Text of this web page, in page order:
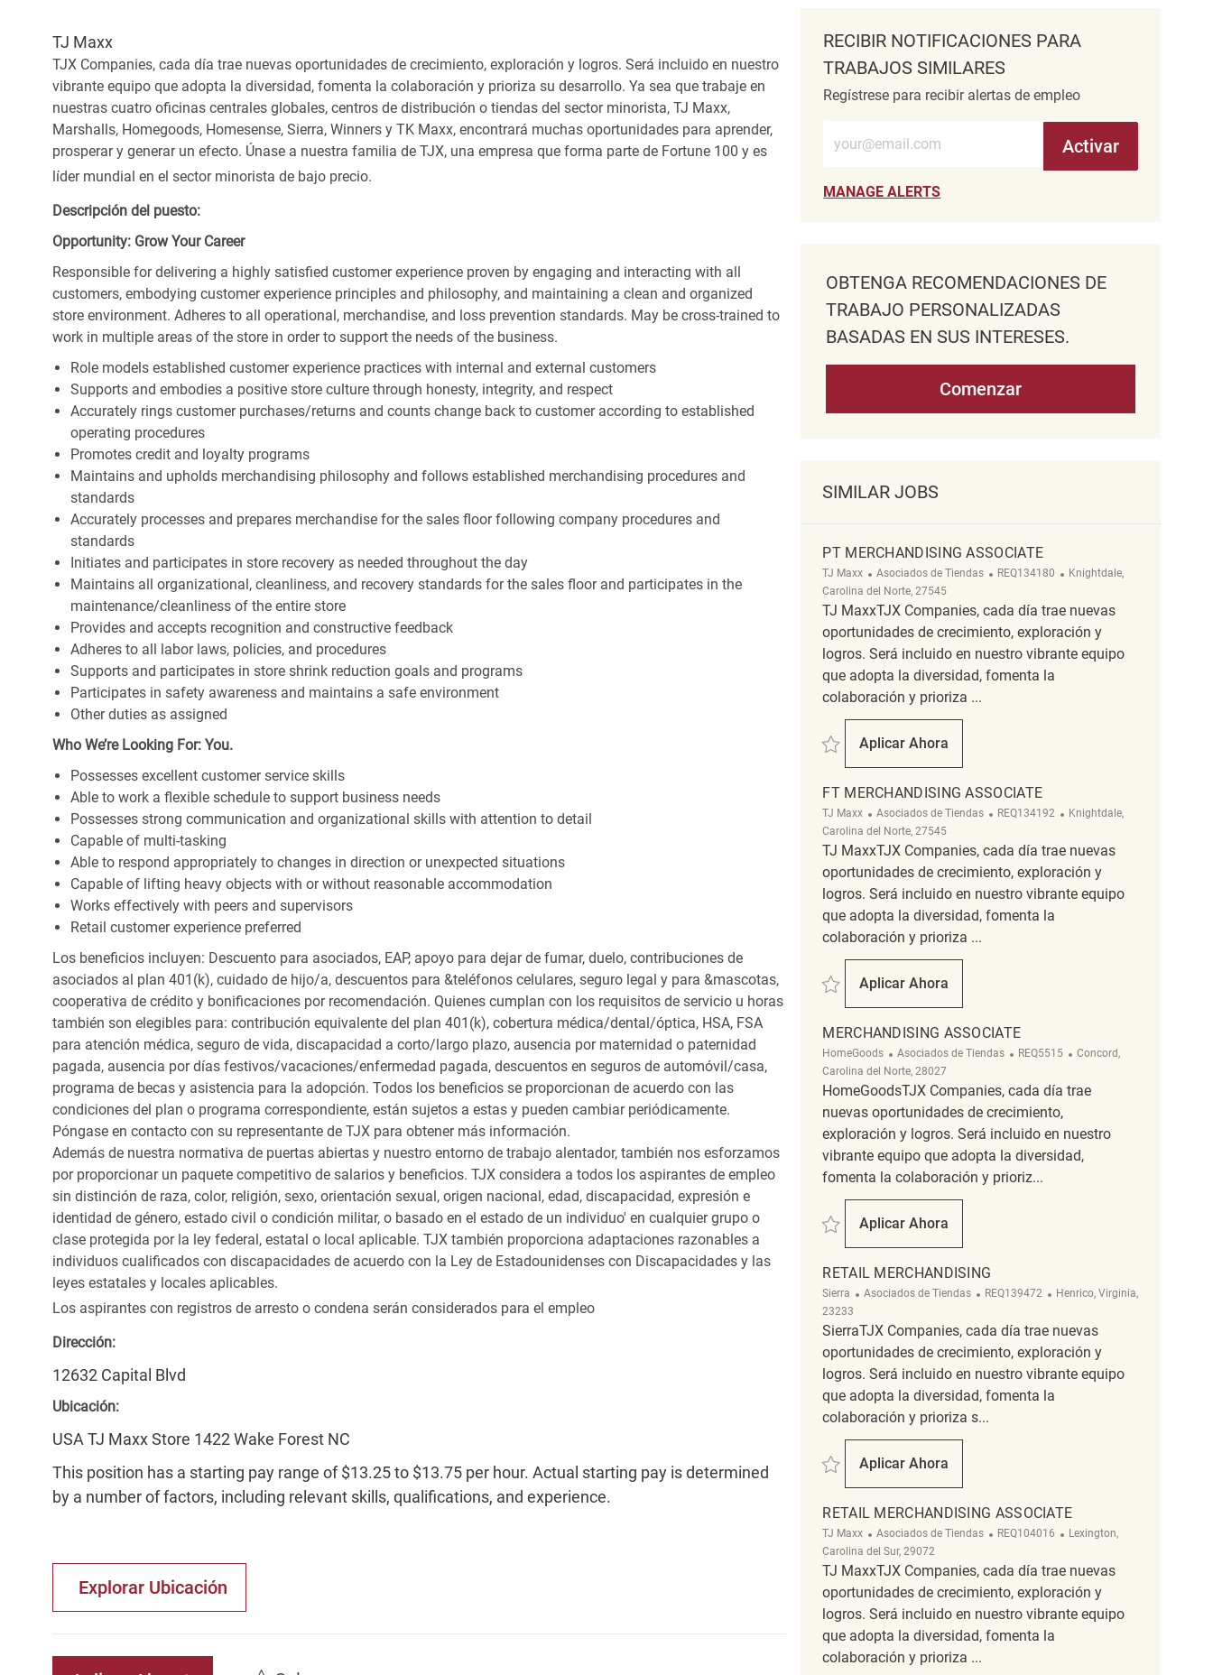
TJ Maxx
TJX Companies, cada día trae nuevas oportunidades de crecimiento, exploración y logros. Será incluido en nuestro
vibrante equipo que adopta la diversidad, fomenta la colaboración y prioriza su desarrollo. Ya sea que trabaje en
nuestras cuatro oficinas centrales globales, centros de distribución o tiendas del sector minorista, TJ Maxx,
Marshalls, Homegoods, Homesense, Sierra, Winners y TK Maxx, encontrará muchas oportunidades para aprender,
prosperar y generar un efecto. Únase a nuestra familia de TJX, una empresa que forma parte de Fortune 100 y es
líder mundial en el sector minorista de bajo precio.
Descripción del puesto:
Opportunity: Grow Your Career
Responsible for delivering a highly satisfied customer experience proven by engaging and interacting with all
customers, embodying customer experience principles and philosophy, and maintaining a clean and organized
store environment. Adheres to all operational, merchandise, and loss prevention standards. May be cross-trained to
work in multiple areas of the store in order to support the needs of the business.
Role models established customer experience practices with internal and external customers
Supports and embodies a positive store culture through honesty, integrity, and respect
Accurately rings customer purchases/returns and counts change back to customer according to established
operating procedures
Promotes credit and loyalty programs
Maintains and upholds merchandising philosophy and follows established merchandising procedures and
standards
Accurately processes and prepares merchandise for the sales floor following company procedures and
standards
Initiates and participates in store recovery as needed throughout the day
Maintains all organizational, cleanliness, and recovery standards for the sales floor and participates in the
maintenance/cleanliness of the entire store
Provides and accepts recognition and constructive feedback
Adheres to all labor laws, policies, and procedures
Supports and participates in store shrink reduction goals and programs
Participates in safety awareness and maintains a safe environment
Other duties as assigned
Who We’re Looking For: You.
Possesses excellent customer service skills
Able to work a flexible schedule to support business needs
Possesses strong communication and organizational skills with attention to detail
Capable of multi-tasking
Able to respond appropriately to changes in direction or unexpected situations
Capable of lifting heavy objects with or without reasonable accommodation
Works effectively with peers and supervisors
Retail customer experience preferred
Los beneficios incluyen: Descuento para asociados, EAP, apoyo para dejar de fumar, duelo, contribuciones de
asociados al plan 401(k), cuidado de hijo/a, descuentos para &teléfonos celulares, seguro legal y para &mascotas,
cooperativa de crédito y bonificaciones por recomendación. Quienes cumplan con los requisitos de servicio u horas
también son elegibles para: contribución equivalente del plan 401(k), cobertura médica/dental/óptica, HSA, FSA
para atención médica, seguro de vida, discapacidad a corto/largo plazo, ausencia por maternidad o paternidad
pagada, ausencia por días festivos/vacaciones/enfermedad pagada, descuentos en seguros de automóvil/casa,
programa de becas y asistencia para la adopción. Todos los beneficios se proporcionan de acuerdo con las
condiciones del plan o programa correspondiente, están sujetos a estas y pueden cambiar periódicamente.
Póngase en contacto con su representante de TJX para obtener más información.
Además de nuestra normativa de puertas abiertas y nuestro entorno de trabajo alentador, también nos esforzamos
por proporcionar un paquete competitivo de salarios y beneficios. TJX considera a todos los aspirantes de empleo
sin distinción de raza, color, religión, sexo, orientación sexual, origen nacional, edad, discapacidad, expresión e
identidad de género, estado civil o condición militar, o basado en el estado de un individuo' en cualquier grupo o
clase protegida por la ley federal, estatal o local aplicable. TJX también proporciona adaptaciones razonables a
individuos cualificados con discapacidades de acuerdo con la Ley de Estadounidenses con Discapacidades y las
leyes estatales y locales aplicables.
Los aspirantes con registros de arresto o condena serán considerados para el empleo
Dirección:
12632 Capital Blvd
Ubicación:
USA TJ Maxx Store 1422 Wake Forest NC
This position has a starting pay range of $13.25 to $13.75 per hour. Actual starting pay is determined
by a number of factors, including relevant skills, qualifications, and experience.
Explorar Ubicación
RECIBIR NOTIFICACIONES PARA
TRABAJOS SIMILARES
Regístrese para recibir alertas de empleo
Introduzca la dirección de correo electrónico (obligatorio)
Activar
MANAGE ALERTS
OBTENGA RECOMENDACIONES DE
TRABAJO PERSONALIZADAS
BASADAS EN SUS INTERESES.
Comenzar
SIMILAR JOBS
PT MERCHANDISING ASSOCIATE
TJ Maxx Categoría
Asociados de Tiendas ReqId
REQ134180 Ubicación
Knightdale,
Carolina del Norte, 27545
TJ MaxxTJX Companies, cada día trae nuevas
oportunidades de crecimiento, exploración y
logros. Será incluido en nuestro vibrante equipo
que adopta la diversidad, fomenta la
colaboración y prioriza ...
Salvar PT Merchandising Associate REQ134180
Aplicar Ahora
PT Merchandising Associate
FT MERCHANDISING ASSOCIATE
TJ Maxx Categoría
Asociados de Tiendas ReqId
REQ134192 Ubicación
Knightdale,
Carolina del Norte, 27545
TJ MaxxTJX Companies, cada día trae nuevas
oportunidades de crecimiento, exploración y
logros. Será incluido en nuestro vibrante equipo
que adopta la diversidad, fomenta la
colaboración y prioriza ...
Salvar FT Merchandising Associate REQ134192
Aplicar Ahora
FT Merchandising Associate
MERCHANDISING ASSOCIATE
HomeGoods Categoría
Asociados de Tiendas ReqId
REQ5515 Ubicación
Concord,
Carolina del Norte, 28027
HomeGoodsTJX Companies, cada día trae
nuevas oportunidades de crecimiento,
exploración y logros. Será incluido en nuestro
vibrante equipo que adopta la diversidad,
fomenta la colaboración y prioriz...
Salvar merchandising associate REQ5515
Aplicar Ahora
Merchandising Associate
RETAIL MERCHANDISING
Sierra Categoría
Asociados de Tiendas ReqId
REQ139472 Ubicación
Henrico, Virginia,
23233
SierraTJX Companies, cada día trae nuevas
oportunidades de crecimiento, exploración y
logros. Será incluido en nuestro vibrante equipo
que adopta la diversidad, fomenta la
colaboración y prioriza s...
Salvar Retail Merchandising REQ139472
Aplicar Ahora
Retail Merchandising
RETAIL MERCHANDISING ASSOCIATE
TJ Maxx Categoría
Asociados de Tiendas ReqId
REQ104016 Ubicación
Lexington,
Carolina del Sur, 29072
TJ MaxxTJX Companies, cada día trae nuevas
oportunidades de crecimiento, exploración y
logros. Será incluido en nuestro vibrante equipo
que adopta la diversidad, fomenta la
colaboración y prioriza ...